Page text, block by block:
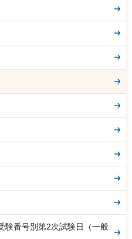
験番号別第2次試験日（一般